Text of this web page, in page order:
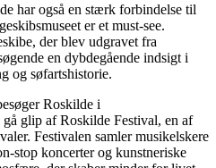
har også en stærk forbindelse til
er et must-see.
der blev udgravet fra
en dybdegående indsigt i
og søfartshistorie.
Roskilde i
glip af Roskilde Festival, en af
Festivalen samler musikelskere
stop koncerter og kunstneriske